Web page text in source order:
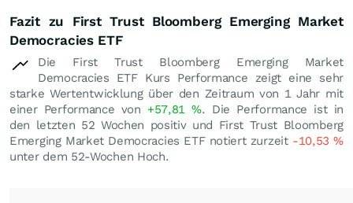
Fazit zu First Trust Bloomberg Emerging Market
Democracies ETF
Die First Trust Bloomberg Emerging Market
Democracies ETF Kurs Performance zeigt eine sehr
starke Wertentwicklung über den Zeitraum von 1 Jahr mit
einer Performance von +57,81%. Die Performance ist in
den letzten 52 Wochen positiv und First Trust Bloomberg
Emerging Market Democracies ETF notiert zurzeit -10,53%
unter dem 52-Wochen Hoch.